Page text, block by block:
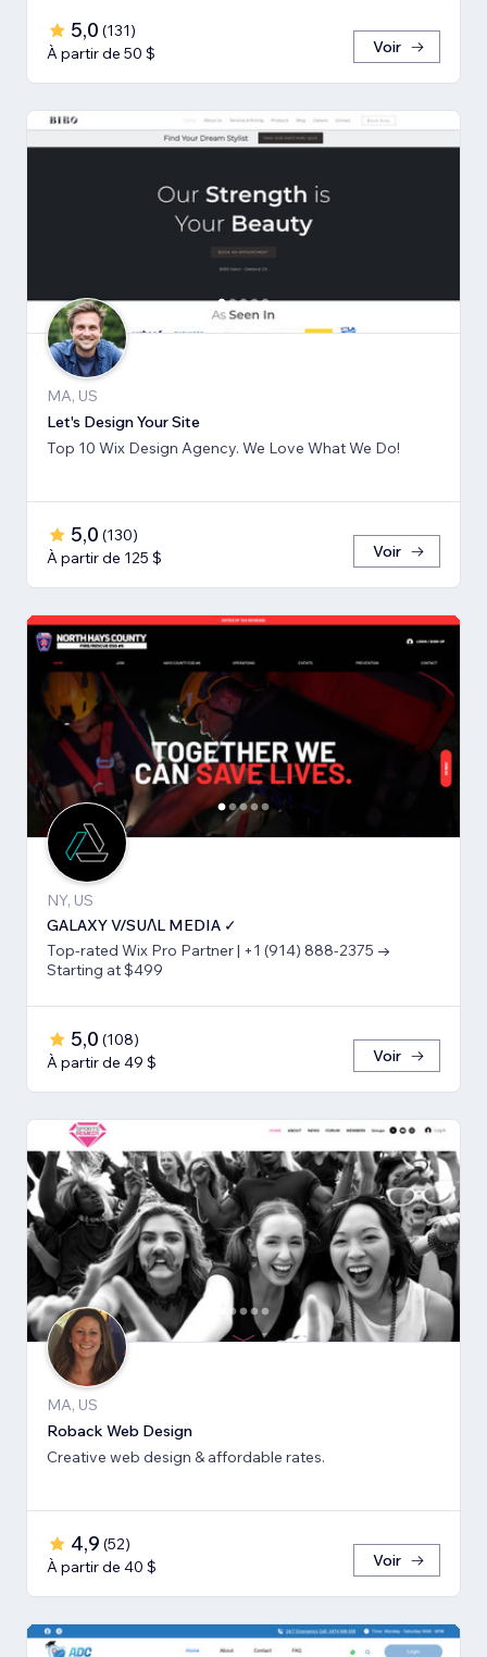
5,0 (131)
À partir de 50 $
Voir
MA, US
Let's Design Your Site
Top 10 Wix Design Agency. We Love What We Do!
5,0 (130)
À partir de 125 $
Voir
NY, US
GALAXY V/SUΛL MEDIA ✓
Top-rated Wix Pro Partner | +1 (914) 888-2375 →
Starting at $499
5,0 (108)
À partir de 49 $
Voir
MA, US
Roback Web Design
Creative web design & affordable rates.
4,9 (52)
À partir de 40 $
Voir